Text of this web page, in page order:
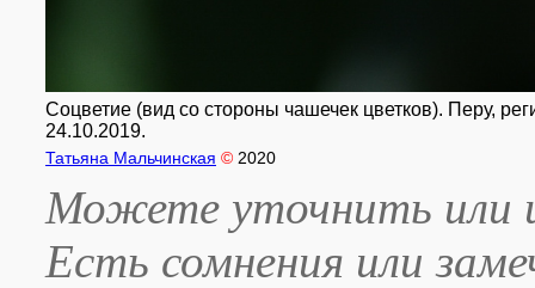
Соцветие (вид со стороны чашечек цветков). Перу,
24.10.2019.
Татьяна Мальчинская © 2020
Можете уточнить или
Есть сомнения или